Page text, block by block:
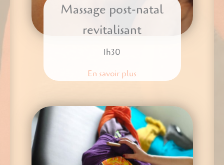
Massage post-natal
revitalisant
1h30
En savoir plus